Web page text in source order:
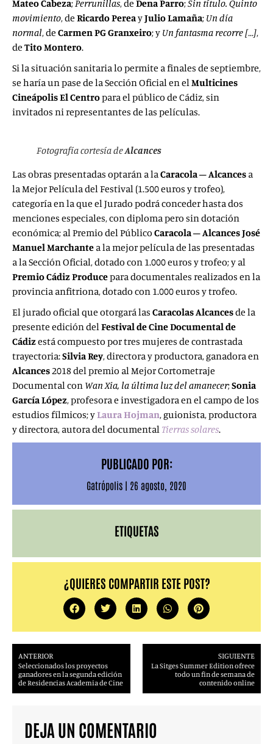
Mateo Cabeza;Perrunillas, de Dena Parro;Sin título. Quinto
movimiento, de Ricardo PereayJulio Lamaña; Un día
normal, de Carmen PG Granxeiro; y Un fantasma recorre […],
de Tito Montero.
Si la situación sanitaria lo permite a finales de septiembre,
se haría un pase de la Sección Oficial en elMulticines
Cineápolis El Centropara el público de Cádiz, sin
invitados ni representantes de las películas.
Fotografía cortesía deAlcances
Las obras presentadas optarán a laCaracola – Alcances a
la Mejor Película del Festival (1.500 euros y trofeo),
categoría en la que el Jurado podrá conceder hasta dos
menciones especiales, con diploma pero sin dotación
económica; al Premio del Público Caracola – Alcances José
Manuel Marchante a la mejor película de las presentadas
a la Sección Oficial, dotado con 1.000 euros y trofeo; y al
Premio Cádiz Producepara documentales realizados en la
provincia anfitriona, dotado con 1.000 euros y trofeo.
El jurado oficial que otorgará las Caracolas Alcancesde la
presente edición delFestival de Cine Documental de
Cádizestá compuesto por tres mujeres de contrastada
trayectoria:Silvia Rey, directora y productora, ganadora en
Alcances2018 del premio al Mejor Cortometraje
Documental con Wan Xia, la última luz del amanecer;Sonia
García López, profesora e investigadora en el campo de los
estudios fílmicos; yLaura Hojman, guionista, productora
y directora, autora del documental Tierras solares.
PUBLICADO POR:
Gatrópolis | 26 agosto, 2020
ETIQUETAS
¿QUIERES COMPARTIR ESTE POST?
ANTERIOR
Seleccionados los proyectos
ganadores en la segunda edición
de Residencias Academia de Cine
SIGUIENTE
La Sitges Summer Edition ofrece
todo un fin de semana de
contenido online
DEJA UN COMENTARIO